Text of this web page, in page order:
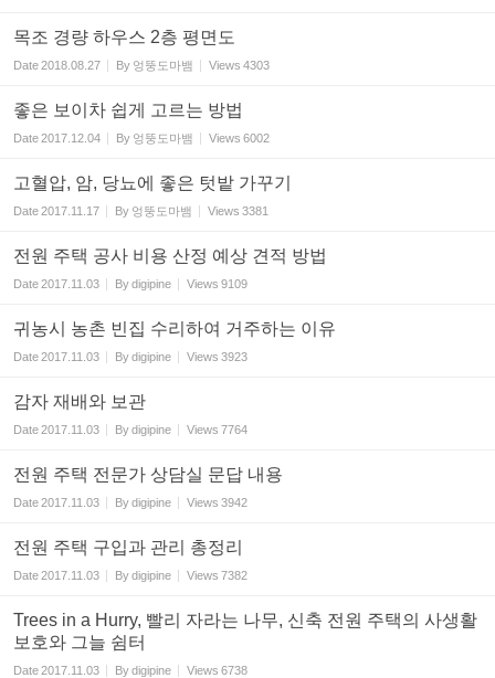
목조 경량 하우스 2층 평면도
Date2018.08.27 By 엉뚱도마뱀 Views 4303
좋은 보이차 쉽게 고르는 방법
Date2017.12.04 By 엉뚱도마뱀 Views 6002
고혈압, 암, 당뇨에 좋은 텃밭 가꾸기
Date2017.11.17 By 엉뚱도마뱀 Views 3381
전원 주택 공사 비용 산정 예상 견적 방법
Date2017.11.03 Bydigipine Views 9109
귀농시 농촌 빈집 수리하여 거주하는 이유
Date2017.11.03 Bydigipine Views 3923
감자 재배와 보관
Date2017.11.03 Bydigipine Views 7764
전원 주택 전문가 상담실 문답 내용
Date2017.11.03 Bydigipine Views 3942
전원 주택 구입과 관리 총정리
Date2017.11.03 Bydigipine Views 7382
Trees in a Hurry, 빨리 자라는 나무, 신축 전원 주택의 사생활
보호와 그늘 쉼터
Date2017.11.03 Bydigipine Views 6738